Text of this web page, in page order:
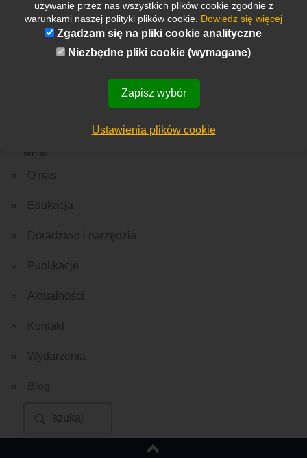
Zarząd PIKW
Menu
O nas
Edukacja
Doradztwo i narzędzia
Publikacje
Aktualności
Kontakt
Wydarzenia
Blog
używanie przez nas wszystkich plików cookie zgodnie z
warunkami naszej polityki plików cookie. Dowiedz się więcej
Zgadzam się na pliki cookie analityczne
Niezbędne pliki cookie (wymagane)
Zapisz wybór
Ustawienia plików cookie